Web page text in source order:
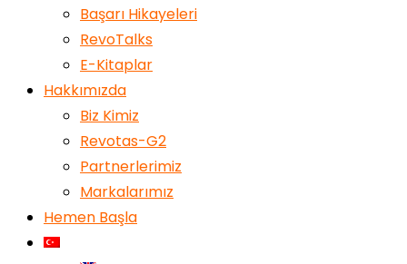
Başarı Hikayeleri
RevoTalks
E-Kitaplar
Hakkımızda
Biz Kimiz
Revotas-G2
Partnerlerimiz
Markalarımız
Hemen Başla